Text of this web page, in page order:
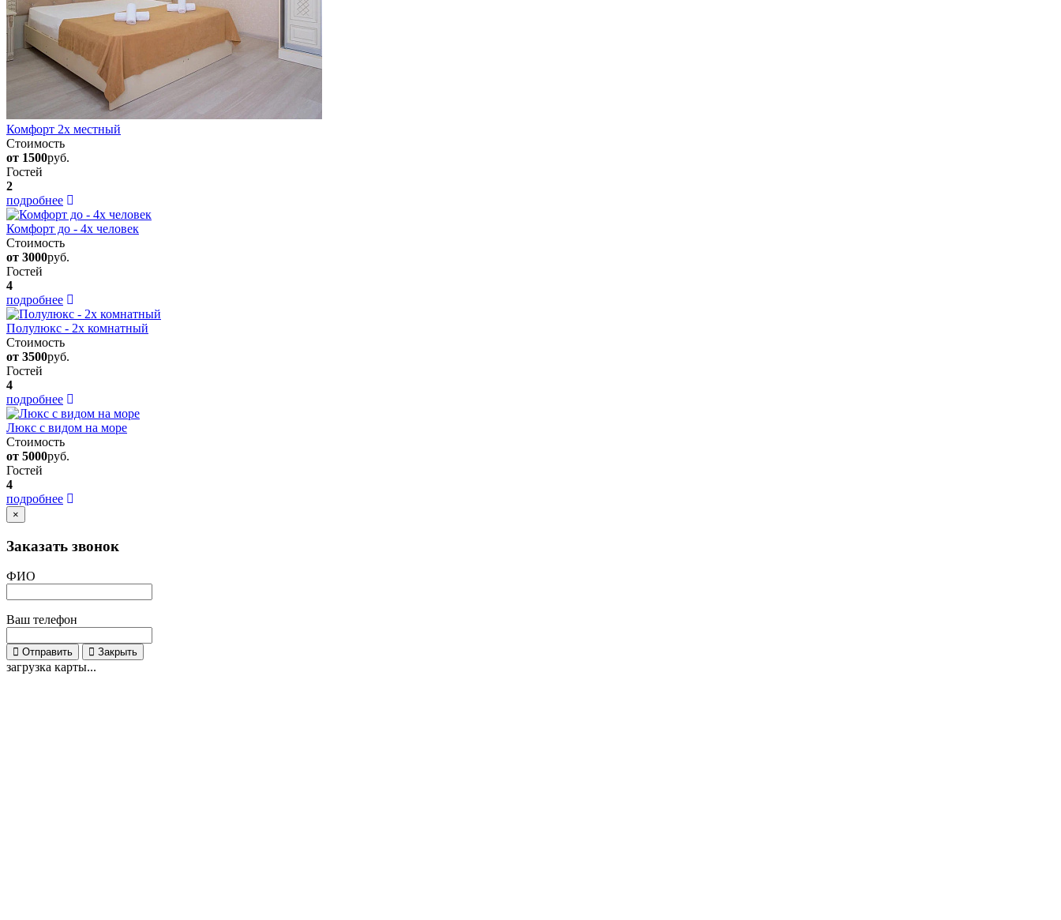
Комфорт 2х местный
Стоимость
от 1500руб.
Гостей
2
подробнее
Комфорт до - 4х человек
Стоимость
от 3000руб.
Гостей
4
подробнее
Полулюкс - 2х комнатный
Стоимость
от 3500руб.
Гостей
4
подробнее
Люкс с видом на море
Стоимость
от 5000руб.
Гостей
4
подробнее
×
Заказать звонок
ФИО
Ваш телефон
Отправить Закрыть
загрузка карты...